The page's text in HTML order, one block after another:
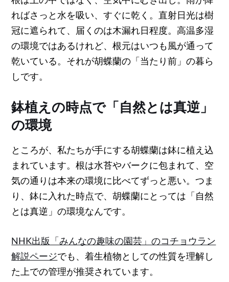
ればさっと水を吸い、すぐに乾く。直射日光は樹
冠に遮られて、届くのは木漏れ日程度。高温多湿
の環境ではあるけれど、根元はいつも風が通って
乾いている。それが胡蝶蘭の「当たり前」の暮ら
しです。
鉢植えの時点で「自然とは真逆」
の環境
ところが、私たちが手にする胡蝶蘭は鉢に植え込
まれています。根は水苔やバークに包まれて、空
気の通りは本来の環境に比べてずっと悪い。つま
り、鉢に入れた時点で、胡蝶蘭にとっては「自然
とは真逆」の環境なんです。
NHK出版「みんなの趣味の園芸」のコチョウラン
解説ページでも、着生植物としての性質を理解し
た上での管理が推奨されています。